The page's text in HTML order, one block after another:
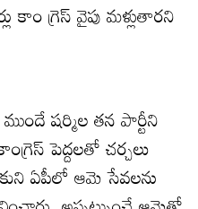
కాం గ్రెస్‌ వైపు మళ్లుతారని
షర్మిల తన పార్టీని
పెద్దలతో చర్చలు
ఏపీలో ఆమె సేవలను